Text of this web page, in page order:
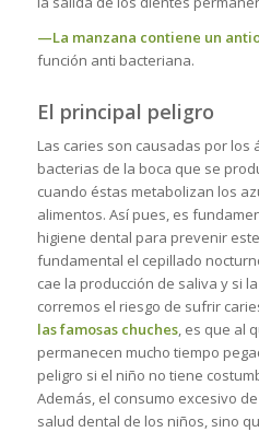
—La manzana contiene un
función anti bacteriana.
El principal peligro
Las caries son causadas por los
bacterias de la boca que se
cuando éstas metabolizan los
alimentos. Así pues, es
higiene dental para prevenir
fundamental el cepillado
cae la producción de saliva y si
corremos el riesgo de sufrir
las famosas chuches, es que al
permanecen mucho tiempo
peligro si el niño no tiene
Además, el consumo excesivo
salud dental de los niños, sino